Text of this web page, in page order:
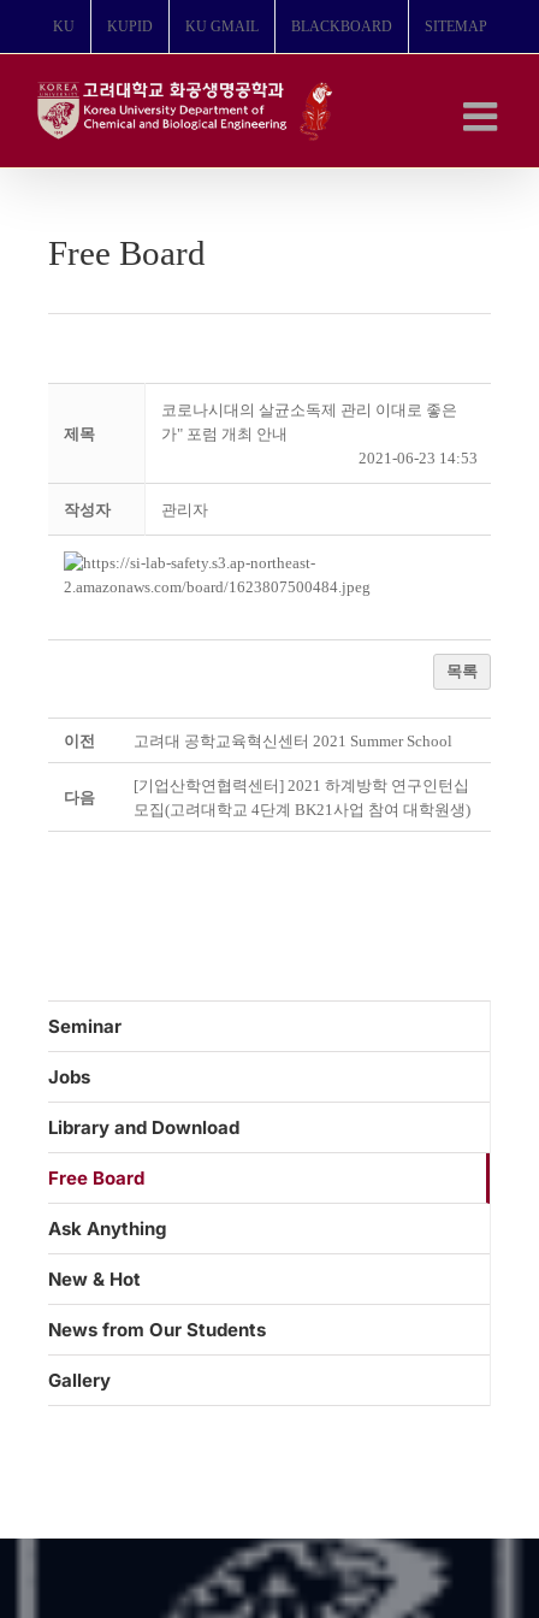
뛰
KU KUPID KU GMAIL BLACKBOARD SITEMAP
Free Board
제목
코로나시대의 살균소독제 관리 이대로 좋은
가" 포럼 개최 안내
2021-06-23 14:53
작성자 관리자
목록
이전 고려대 공학교육혁신센터 2021 Summer School
다음
[기업산학연협력센터] 2021 하계방학 연구인턴십
모집(고려대학교 4단계 BK21사업 참여 대학원생)
Seminar
Jobs
Library and Download
Free Board
Ask Anything
New & Hot
News from Our Students
Gallery